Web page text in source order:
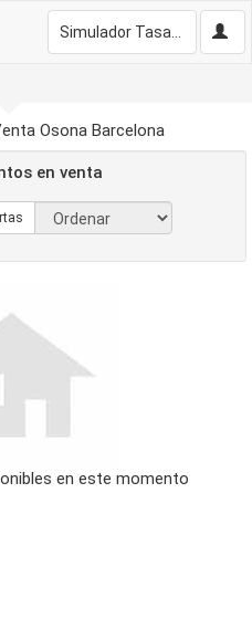
Osona Barcelona
en venta
en este momento